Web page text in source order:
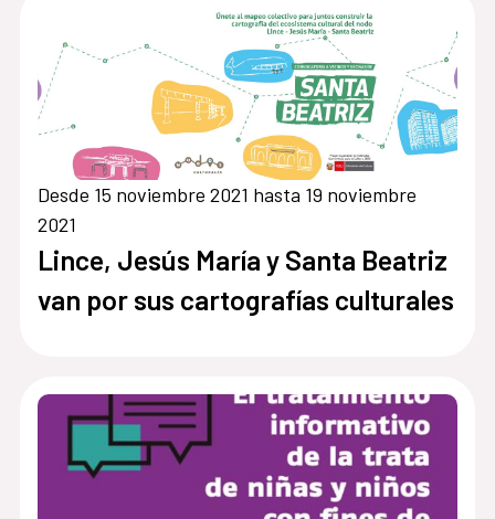
Desde 15 noviembre 2021 hasta 19 noviembre
2021
Lince, Jesús María y Santa Beatriz
van por sus cartografías culturales